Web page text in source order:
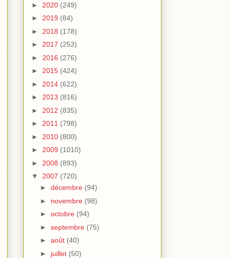
► 2020 (249)
► 2019 (84)
► 2018 (178)
► 2017 (253)
► 2016 (276)
► 2015 (424)
► 2014 (622)
► 2013 (816)
► 2012 (835)
► 2011 (798)
► 2010 (800)
► 2009 (1010)
► 2008 (893)
▼ 2007 (720)
► décembre (94)
► novembre (98)
► octobre (94)
► septembre (75)
► août (40)
► juillet (50)